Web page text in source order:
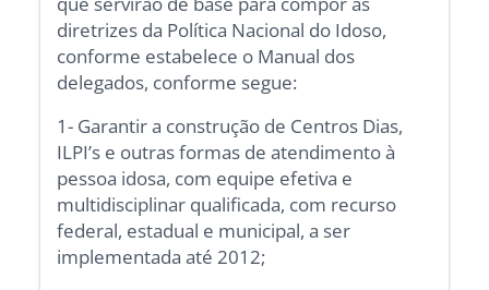
diretrizes da Política Nacional do Idoso,
conforme estabelece o Manual dos
delegados, conforme segue:
1- Garantir a construção de Centros Dias,
ILPI’s e outras formas de atendimento à
pessoa idosa, com equipe efetiva e
multidisciplinar qualificada, com recurso
federal, estadual e municipal, a ser
implementada até 2012;